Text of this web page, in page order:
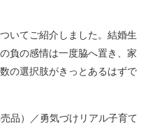
いてご紹介しました。結婚生
負の感情は一度脇へ置き、家
の選択肢がきっとあるはずで
品）／勇気づけリアル子育て